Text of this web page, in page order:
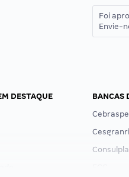
Foi
Envie-
DESTAQUE
BANCAS
Cebraspe